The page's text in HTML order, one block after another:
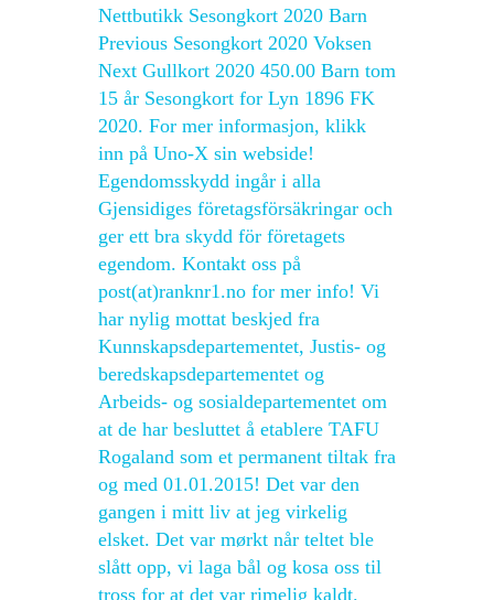
Nettbutikk Sesongkort 2020 Barn
Previous Sesongkort 2020 Voksen
Next Gullkort 2020 450.00 Barn tom
15 år Sesongkort for Lyn 1896 FK
2020. For mer informasjon, klikk
inn på Uno-X sin webside!
Egendomsskydd ingår i alla
Gjensidiges företagsförsäkringar och
ger ett bra skydd för företagets
egendom. Kontakt oss på
post(at)ranknr1.no for mer info! Vi
har nylig mottat beskjed fra
Kunnskapsdepartementet, Justis- og
beredskapsdepartementet og
Arbeids- og sosialdepartementet om
at de har besluttet å etablere TAFU
Rogaland som et permanent tiltak fra
og med 01.01.2015! Det var den
gangen i mitt liv at jeg virkelig
elsket. Det var mørkt når teltet ble
slått opp, vi laga bål og kosa oss til
tross for at det var rimelig kaldt.